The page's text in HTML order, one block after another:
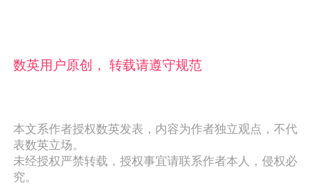
数英用户原创， 转载请遵守规范
本文系作者授权数英发表，内容为作者独立观点，不代
表数英立场。
未经授权严禁转载，授权事宜请联系作者本人，侵权必
究。